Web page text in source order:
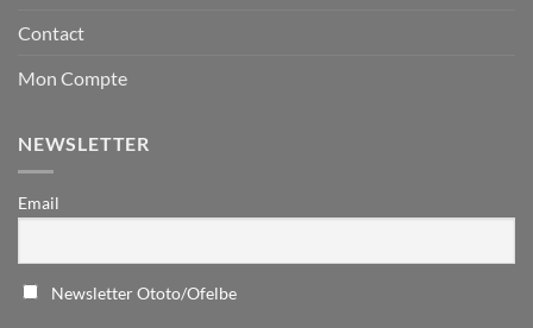
Contact
Mon Compte
NEWSLETTER
Email
Newsletter Ototo/Ofelbe